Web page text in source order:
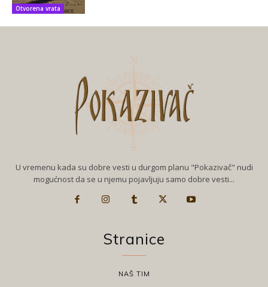
Otvorena vrata
U vremenu kada su dobre vesti u durgom planu "Pokazivač" nudi
mogućnost da se u njemu pojavljuju samo dobre vesti...
Stranice
NAŠ TIM